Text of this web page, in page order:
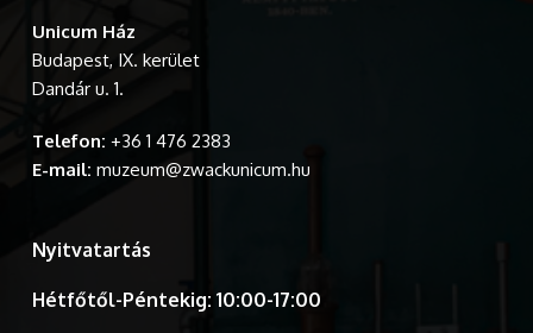
Unicum Ház
Budapest, IX. kerület
Dandár u. 1.
Telefon: +36 1 476 2383
E-mail: muzeum@zwackunicum.hu
Nyitvatartás
Hétfőtől-Péntekig: 10:00-17:00